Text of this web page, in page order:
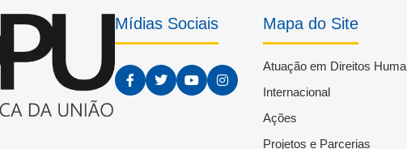
Mídias Sociais Mapa do Site
Atuação em Direitos
Internacional
Ações
Projetos e Parcerias